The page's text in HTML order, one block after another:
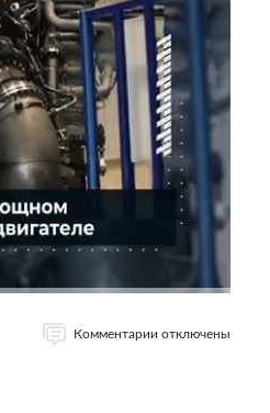
Комментарии отключены